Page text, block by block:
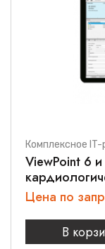
Комплексное
ViewPoint 6
Цена по
В